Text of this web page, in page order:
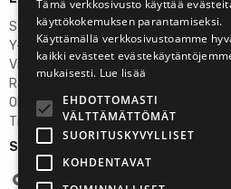
Seuraa meitä:
Stardust Finland Oy
Y-tunnus: 2972445-9
Virallinen osoite
Rantatie 37 C75, 33250 Tampere
OP Tampere
Tilinumero FI6357300820922629
Tämä verkkosivusto käyttää
käyttökokemuksen parantamiseksi.
Käyttämällä verkkosivustoamme
kaikki evästeet
mukaisesti. Lue lisää
EHDOTTOMASTI
VÄLTTÄMÄTTÖMÄT
SUORITUSKYVYLLISET
KOHDENTAVAT